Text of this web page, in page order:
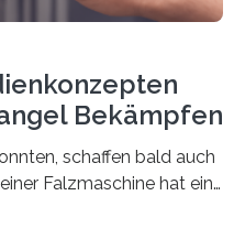
Bekämpfen
schaffen bald auch
Falzmaschine hat ein
so sehr vereinfacht,